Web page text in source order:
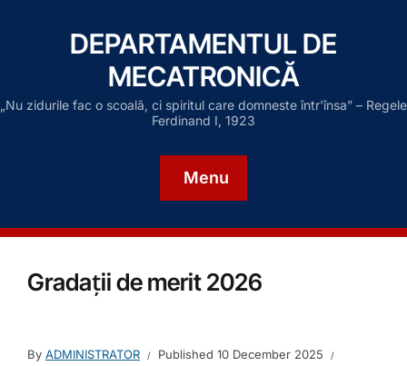
DEPARTAMENTUL DE
MECATRONICĂ
„Nu zidurile fac o scoalã, ci spiritul care domneste într'însa” – Regele
Ferdinand I, 1923
Menu
Gradații de merit 2026
By ADMINISTRATOR Published 10 December 2025